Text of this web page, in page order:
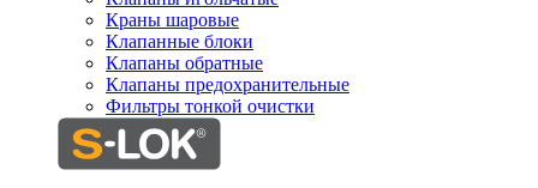
Краны шаровые
Клапанные блоки
Клапаны обратные
Клапаны предохранительные
Фильтры тонкой очистки